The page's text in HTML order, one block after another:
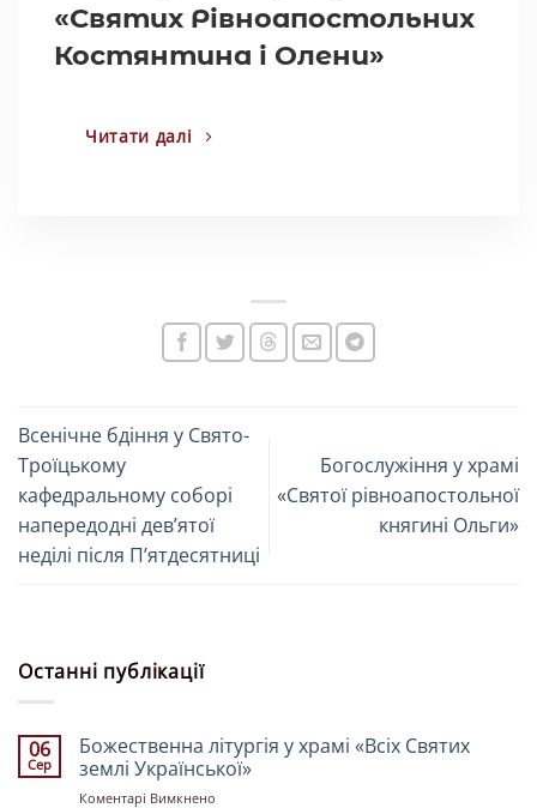
«Святих Рівноапостольних
Костянтина і Олени»
Читати далі
Всенічне бдіння у Свято-
Троїцькому
кафедральному соборі
напередодні девʼятої
неділі після Пʼятдесятниці
Богослужіння у храмі
«Святої рівноапостольної
княгині Ольги»
Останні публікації
06
Сер
Божественна літургія у храмі «Всіх Святих
землі Української»
Коментарі Вимкнено